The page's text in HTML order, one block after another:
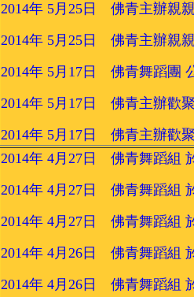
2014年 5月25日 佛青主辦親
2014年 5月25日 佛青主辦親
2014年 5月17日 佛青舞蹈團
2014年 5月17日 佛青主辦歡
2014年 5月17日 佛青主辦歡
2014年 4月27日 佛青舞蹈組
2014年 4月27日 佛青舞蹈組
2014年 4月27日 佛青舞蹈組
2014年 4月26日 佛青舞蹈組
2014年 4月26日 佛青舞蹈組